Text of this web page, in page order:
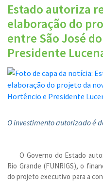
Estado autoriza
elaboração do
entre São José
Presidente
O investimento autorizado é
O Governo do Estado
Rio Grande (FUNRIGS), o
do projeto executivo para a